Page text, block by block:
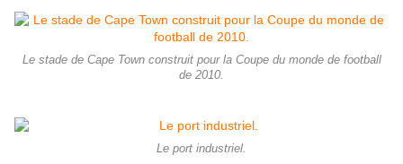
Le stade de Cape Town construit pour la Coupe du monde de football
de 2010.
Le port industriel.